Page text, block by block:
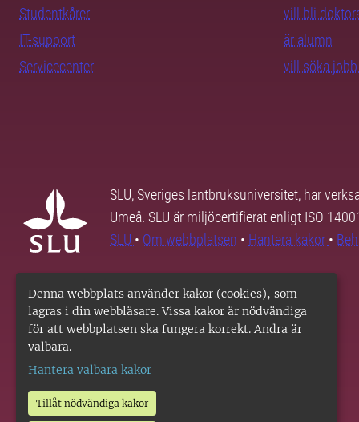
Denna webbplats använder kakor (cookies), som
lagras i din webbläsare. Vissa kakor är nödvändiga
för att webbplatsen ska fungera korrekt. Andra är
valbara.
Hantera valbara kakor
Tillåt nödvändiga kakor
Studentkårer
IT-support
Servicecenter
vill bli
är alumn
vill söka
SLU, Sveriges lantbruksuniversitet, har
Umeå. SLU är miljöcertifierat enligt ISO
SLU • Om webbplatsen • Hantera kakor •